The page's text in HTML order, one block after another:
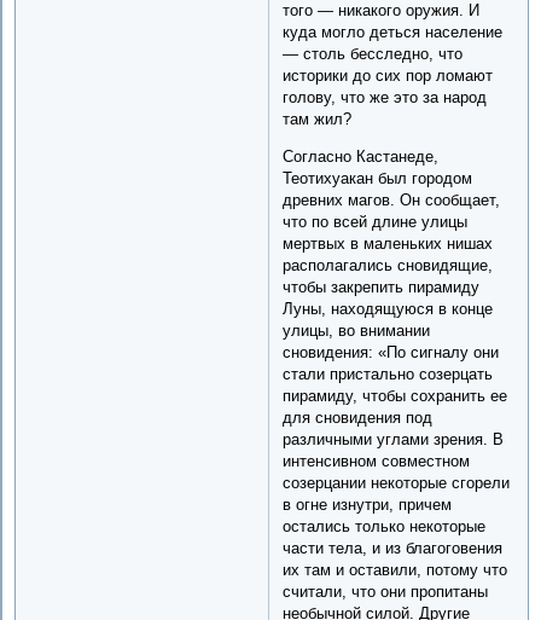
того — никакого оружия. И
куда могло деться население
— столь бесследно, что
историки до сих пор ломают
голову, что же это за народ
там жил?
Согласно Кастанеде,
Теотихуакан был городом
древних ма­гов. Он сообщает,
что по всей длине улицы
мертвых в малень­ких нишах
располагались сновидящие,
чтобы закрепить пира­миду
Луны, находящуюся в конце
улицы, во внимании
сновидения: «По сигналу они
стали пристально созерцать
пирамиду, что­бы сохранить ее
для сновидения под
различными углами зрения. В
интенсивном совместном
созерцании некоторые сгорели
в огне изнутри, причем
остались только некоторые
части тела, и из благоговения
их там и оставили, потому что
считали, что они пропитаны
необычной силой. Другие